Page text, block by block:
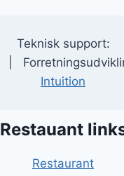
Teknisk support:
|
Intuition
Restauant
Restaurant